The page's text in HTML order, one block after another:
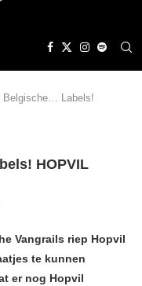
Belgische… Labels!
HOPVIL
Vangrails riep Hopvil
te kunnen
er nog Hopvil